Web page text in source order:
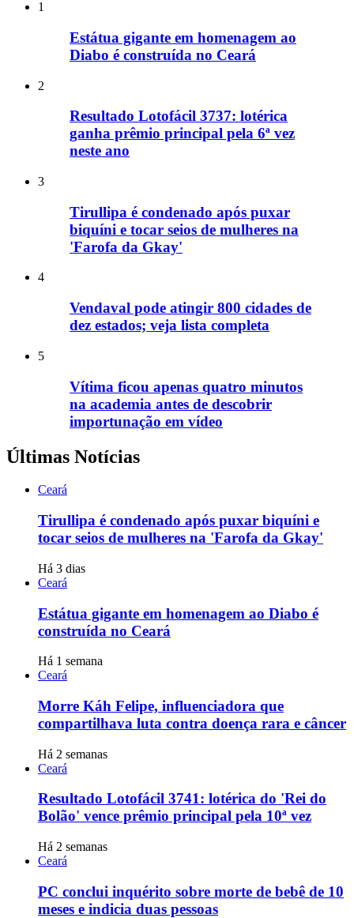
1
Estátua gigante em homenagem ao
Diabo é construída no Ceará
2
Resultado Lotofácil 3737: lotérica
ganha prêmio principal pela 6ª vez
neste ano
3
Tirullipa é condenado após puxar
biquíni e tocar seios de mulheres na
'Farofa da Gkay'
4
Vendaval pode atingir 800 cidades de
dez estados; veja lista completa
5
Vítima ficou apenas quatro minutos
na academia antes de descobrir
importunação em vídeo
Últimas Notícias
Ceará
Tirullipa é condenado após puxar biquíni e
tocar seios de mulheres na 'Farofa da Gkay'
Há 3 dias
Ceará
Estátua gigante em homenagem ao Diabo é
construída no Ceará
Há 1 semana
Ceará
Morre Káh Felipe, influenciadora que
compartilhava luta contra doença rara e câncer
Há 2 semanas
Ceará
Resultado Lotofácil 3741: lotérica do 'Rei do
Bolão' vence prêmio principal pela 10ª vez
Há 2 semanas
Ceará
PC conclui inquérito sobre morte de bebê de 10
meses e indicia duas pessoas